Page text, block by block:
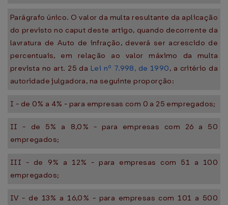
Parágrafo único. O valor da multa resultante da aplicação
do previsto no caput deste artigo, quando decorrente da
lavratura de Auto de infração, deverá ser acrescido de
percentuais, em relação ao valor máximo da multa
prevista no art. 25 da Lei nº 7.998, de 1990, a critério da
autoridade julgadora, na seguinte proporção:
I - de 0% a 4% - para empresas com 0 a 25 empregados;
II - de 5% a 8,0% - para empresas com 26 a 50
empregados;
III - de 9% a 12% - para empresas com 51 a 100
empregados;
IV - de 13% a 16,0% - para empresas com 101 a 500